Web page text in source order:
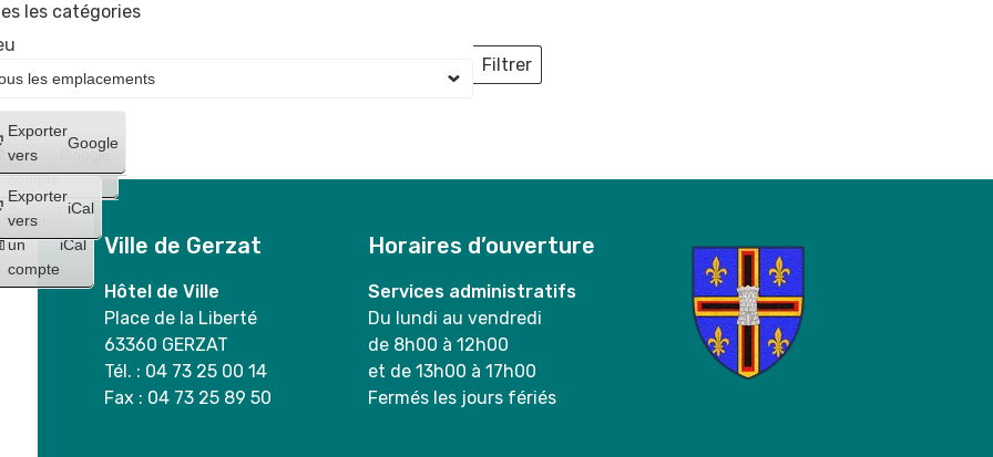
les catégories
Créer
un
compte
Google
Créer
un
compte
iCal
Exporter
vers
Google
Exporter
vers
iCal
Filtrer
Lieux
Ville de Gerzat
Hôtel de Ville
Place de la Liberté
63360 GERZAT
Tél. : 04 73 25 00 14
Fax : 04 73 25 89 50
Horaires d’ouverture
Services administratifs
Du lundi au vendredi
de 8h00 à 12h00
et de 13h00 à 17h00
Fermés les jours fériés